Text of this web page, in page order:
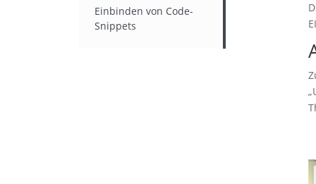
Einbinden von Code-
Snippets